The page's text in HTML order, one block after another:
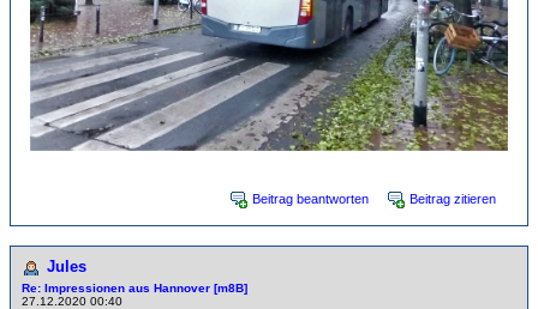
Beitrag beantworten Beitrag zitieren
Jules
Re: Impressionen aus Hannover [m8B]
27.12.2020 00:40